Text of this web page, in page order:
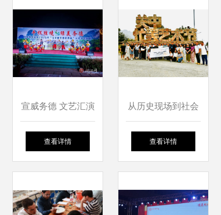
宣威务德 文艺汇演
闹元宵，花灯非遗
查看详情
从历史现场到社会
现场 关中忙罢艺术
流启示
查看详情